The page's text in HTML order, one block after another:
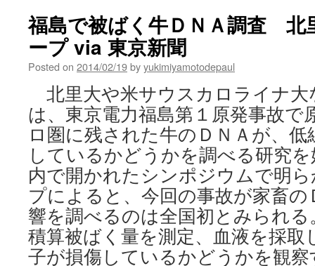
福島で被ばく牛ＤＮＡ調査 北
ープ via 東京新聞
Posted on 2014/02/19byyukimiyamotodepaul
北里大や米サウスカロライナ大
は、東京電力福島第１原発事故で
ロ圏に残された牛のＤＮＡが、
しているかどうかを調べる研究
内で開かれたシンポジウムで明
プによると、今回の事故が家畜
響を調べるのは全国初とみられる
積算被ばく量を測定、血液を採取
子が損傷しているかどうかを観